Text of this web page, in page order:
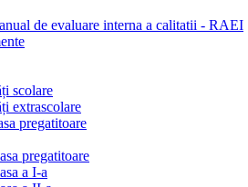
de evaluare interna a calitatii - RAEI
scolare
extrascolare
pregatitoare
pregatitoare
a I-a